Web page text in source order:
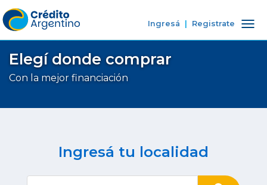
Ingresá Registrate
Elegí donde comprar
Con la mejor financiación
Ingresá tu localidad